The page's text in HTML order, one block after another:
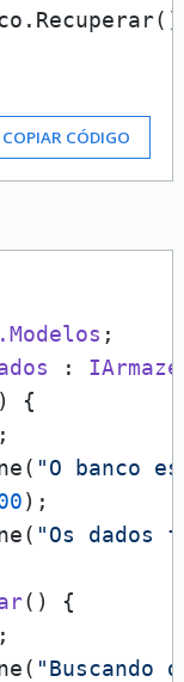
COPIAR CÓDIGO
:
{
"O banco
);
"Os dados
()
{
"Buscando